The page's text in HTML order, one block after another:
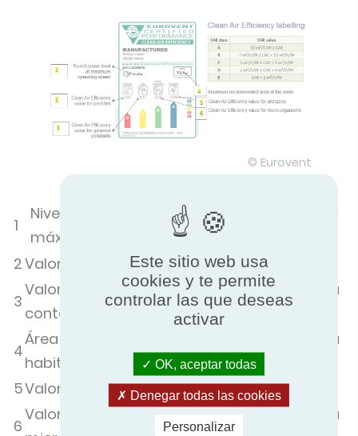
© Eurovent
1
Nivel de potencia acústica a la velocidad
máxima de funcionamiento
2Valor Clean Air Efficiency para partículas
3
Valor Clean Air Efficiency para
contaminantes gaseosos
4
Área máxima recomendada para la
habitación
5Valor Clean Air Efficiency para alérgenos
6
Valor Clean Air Efficiency para
Este sitio web usa
cookies y te permite
controlar las que deseas
activar
OK, aceptar todas
Denegar todas las cookies
Personalizar